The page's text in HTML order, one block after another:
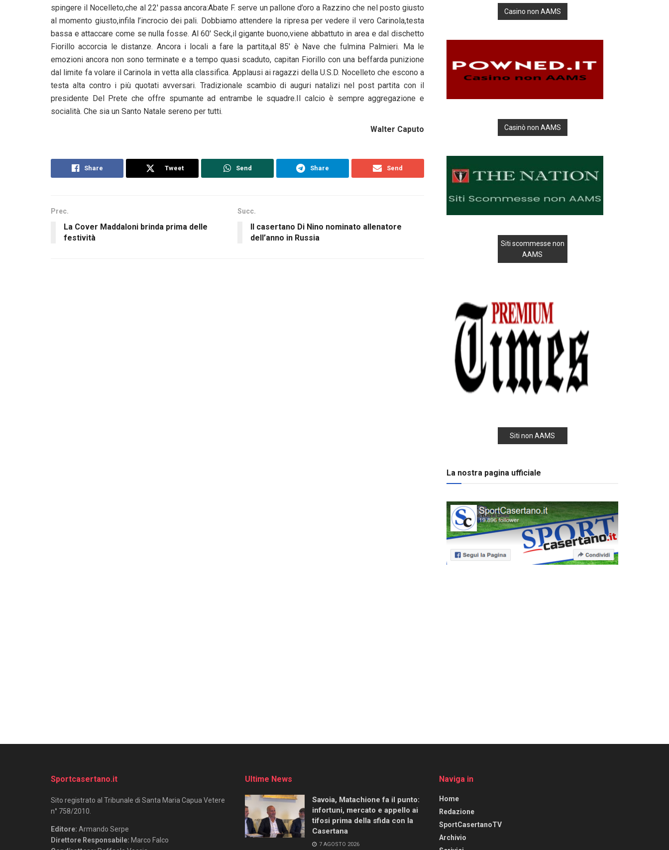
spingere il Nocelleto,che al 22′ passa ancora:Abate F. serve un pallone d’oro a Razzino che nel posto giusto
al momento giusto,infila l’incrocio dei pali. Dobbiamo attendere la ripresa per vedere il vero Carinola,testa
bassa e attaccare come se nulla fosse. Al 60′ Seck,il gigante buono,viene abbattuto in area e dal dischetto
Fiorillo accorcia le distanze. Ancora i locali a fare la partita,al 85′ è Nave che fulmina Palmieri. Ma le
emozioni ancora non sono terminate e a tempo quasi scaduto, capitan Fiorillo con una beffarda punizione
dal limite fa volare il Carinola in vetta alla classifica. Applausi ai ragazzi della U.S.D. Nocelleto che escono a
testa alta contro i più quotati avversari. Tradizionale scambio di auguri natalizi nel post partita con il
presidente Del Prete che offre spumante ad entrambe le squadre.Il calcio è sempre aggregazione e
socialità. Che sia un Santo Natale sereno per tutti.
Walter Caputo
Share Tweet Send Share Send
Prec.
La Cover Maddaloni brinda prima delle
festività
Succ.
Il casertano Di Nino nominato allenatore
dell’anno in Russia
Casino non AAMS
Casinò non AAMS
Siti scommesse non
AAMS
Siti non AAMS
La nostra pagina ufficiale
Sportcasertano.it
Sito registrato al Tribunale di Santa Maria Capua Vetere
n° 758/2010.
Editore: Armando Serpe
Direttore Responsabile: Marco Falco
Ultime News
Savoia, Matachione fa il punto:
infortuni, mercato e appello ai
tifosi prima della sfida con la
Casertana
7 AGOSTO 2026
Naviga in
Home
Redazione
SportCasertanoTV
Archivio